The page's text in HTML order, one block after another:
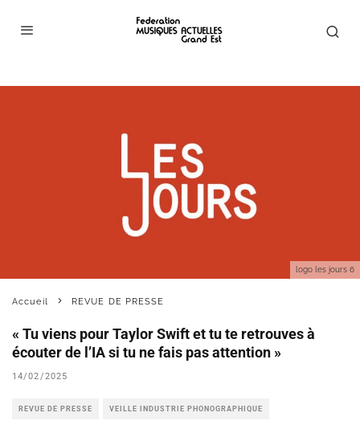
logo les jours 6
Accueil REVUE DE PRESSE
« Tu viens pour Taylor Swift et tu te retrouves à
écouter de l’IA si tu ne fais pas attention »
14/02/2025
REVUE DE PRESSE VEILLE INDUSTRIE PHONOGRAPHIQUE